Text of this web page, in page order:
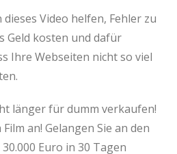
Video helfen, Fehler zu
Geld kosten und dafür
Ihre Webseiten nicht so viel
länger für dumm verkaufen!
an! Gelangen Sie an den
Euro in 30 Tagen